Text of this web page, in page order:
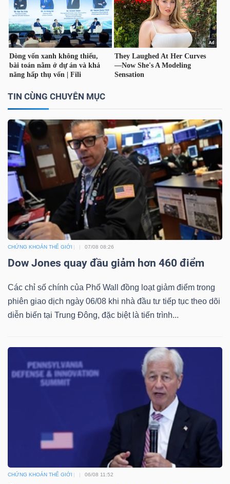
TIN CÙNG CHUYÊN MỤC
CHỨNG KHOÁN THẾ GIỚI 07/08 08:26
Dow Jones quay đầu giảm hơn 460 điểm
Các chỉ số chính của Phố Wall đồng loạt giảm điểm trong
phiên giao dịch ngày 06/08 khi nhà đầu tư tiếp tục theo dõi
diễn biến tại Trung Đông, đặc biệt là tiến trình...
CHỨNG KHOÁN THẾ GIỚI 06/08 11:52
DỊCH
VỤ
TRUYỀN
THÔNG
TIỆN
ÍCH
BẤT
ĐỘNG
SẢN
Mã
chứng
khoán
Chứng chỉ quỹ
Người nội bộ Người liên quan Cổ đông lớn
tức